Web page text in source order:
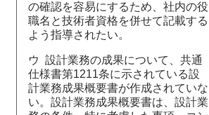
の確認を容易にするため、社内の役
職名と技術者資格を併せて記載する
よう指導されたい。
ウ 設計業務の成果について、共通
仕様書第1211条に示されている設
計業務成果概要書が作成されていな
い。設計業務成果概要書は、設計業